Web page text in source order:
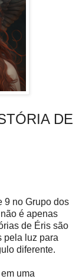
DE
9 no Grupo dos
é apenas
de Éris são
pela luz para
diferente.
uma